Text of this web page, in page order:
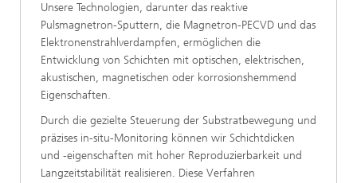
Unsere Technologien, darunter das reaktive
Pulsmagnetron-Sputtern, die Magnetron-PECVD und das
Elektronenstrahlverdampfen, ermöglichen die
Entwicklung von Schichten mit optischen, elektrischen,
akustischen, magnetischen oder korrosionshemmend
Eigenschaften.
Durch die gezielte Steuerung der Substratbewegung und
präzises in-situ-Monitoring können wir Schichtdicken
und -eigenschaften mit hoher Reproduzierbarkeit und
Langzeitstabilität realisieren. Diese Verfahren